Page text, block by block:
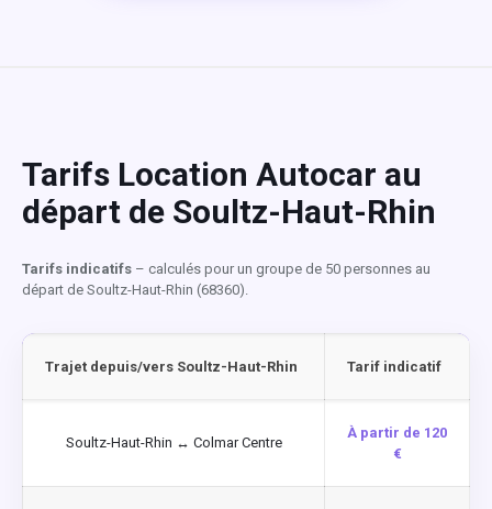
Tarifs Location Autocar au
départ de Soultz-Haut-Rhin
Tarifs indicatifs – calculés pour un groupe de 50 personnes au
départ de Soultz-Haut-Rhin (68360).
Trajet depuis/vers Soultz-Haut-Rhin Tarif indicatif
Soultz-Haut-Rhin ↔ Colmar Centre
À partir de 120
€